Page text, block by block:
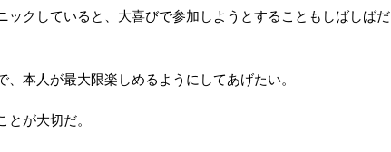
ックしていると、大喜びで参加しようとすることもしばしばだ
本人が最大限楽しめるようにしてあげたい。
が大切だ。